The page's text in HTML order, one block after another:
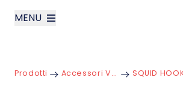
MENU
Prodotti Accessori Vari